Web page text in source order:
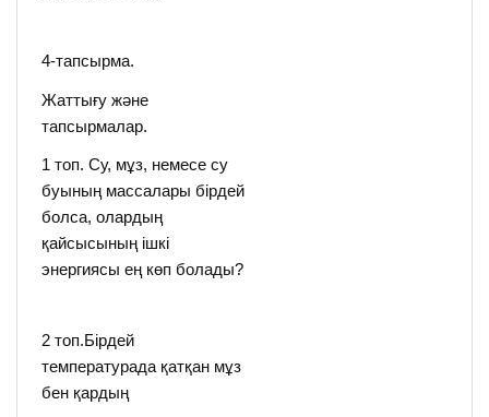
4-тапсырма.
Жаттығу және
тапсырмалар.
1 топ. Су, мұз, немесе су
буының массалары бірдей
болса, олардың
қайсысының ішкі
энергиясы ең көп болады?
2 топ.Бірдей
температурада қатқан мұз
бен қардың